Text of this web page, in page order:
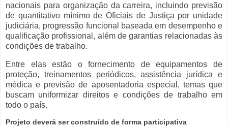
nacionais para organização da carreira, incluindo previsão
de quantitativo mínimo de Oficiais de Justiça por unidade
judiciária, progressão funcional baseada em desempenho e
qualificação profissional, além de garantias relacionadas às
condições de trabalho.
Entre elas estão o fornecimento de equipamentos de
proteção, treinamentos periódicos, assistência jurídica e
médica e previsão de aposentadoria especial, temas que
buscam uniformizar direitos e condições de trabalho em
todo o país.
Projeto deverá ser construído de forma participativa